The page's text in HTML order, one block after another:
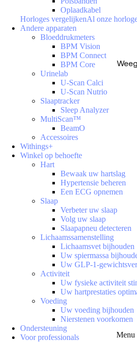
Menu
Oplaadkabel
Horloges vergelijkenAl onze
Andere apparaten
Bloeddrukmeters
BPM Vision
BPM Connect
BPM Core
Urinelab
U-Scan Calci
U-Scan Nutrio
Slaaptracker
Sleep Analyzer
MultiScan™
BeamO
Accessoires
Withings+
Winkel op behoefte
Hart
Bewaak uw hartslag
Hypertensie beheren
Een ECG opnemen
Slaap
Verbeter uw slaap
Volg uw slaap
Slaapapneu detecteren
Lichaamssamenstelling
Lichaamsvet bijhouden
Uw spiermassa
Uw GLP-1-
Activiteit
Uw fysieke activiteit
Uw hartprestaties
Voeding
Uw voeding bijhouden
Nierstenen voorkomen
Ondersteuning
Voor professionals